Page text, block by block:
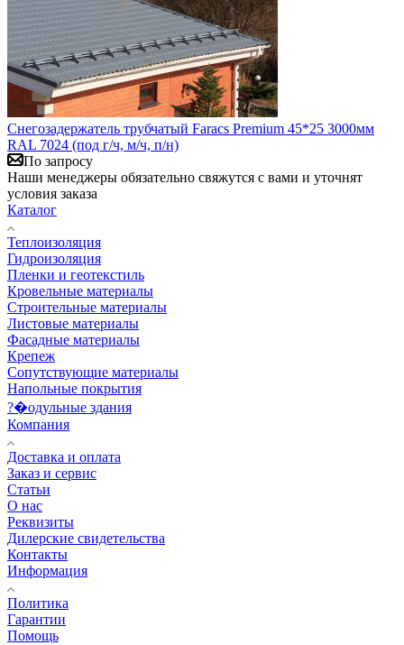
Снегозадержатель трубчатый Faracs Premium 45*25 3000мм
RAL 7024 (под г/ч, м/ч, п/н)
По запросу
Наши менеджеры обязательно свяжутся с вами и уточнят
условия заказа
Каталог
Теплоизоляция
Гидроизоляция
Пленки и геотекстиль
Кровельные материалы
Строительные материалы
Листовые материалы
Фасадные материалы
Крепеж
Сопутствующие материалы
Напольные покрытия
?�одульные здания
Компания
Доставка и оплата
Заказ и сервис
Статьи
О нас
Реквизиты
Дилерские свидетельства
Контакты
Информация
Политика
Гарантии
Помощь